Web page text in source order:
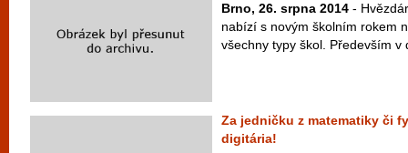
Brno, 26. srpna 2014 -
nabízí s novým školním rokem
všechny typy škol. Především v
Za jedničku z matematiky či
digitária!